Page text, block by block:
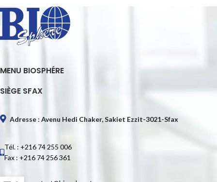
MENU BIOSPHÉRE
SIÈGE SFAX
Adresse : Avenu Hedi Chaker, Sakiet Ezzit-3021-Sfax
Tél. : +216 74 255 006
Fax : +216 74 256 361